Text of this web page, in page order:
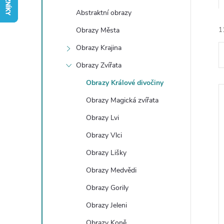
Abstraktní obrazy
Obrazy Města
Obrazy Krajina
Obrazy Zvířata
Obrazy Králové divočiny
Obrazy Magická zvířata
Obrazy Lvi
Obrazy Vlci
Obrazy Lišky
Obrazy Medvědi
Obrazy Gorily
Obrazy Jeleni
a